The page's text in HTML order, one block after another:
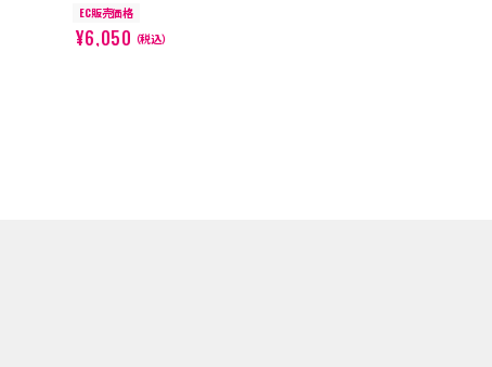
EC販売価格
¥6,050（税込）